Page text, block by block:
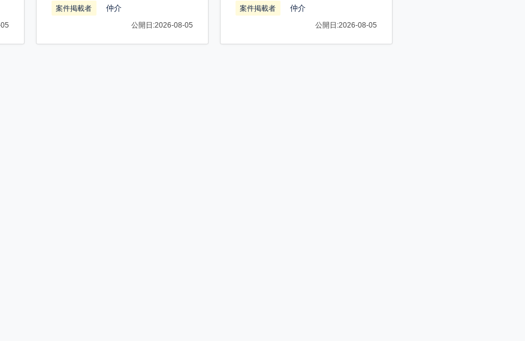
案件掲載者 仲介
公開日:2026-08-05
案件掲載者 仲介
公開日:2026-08-05